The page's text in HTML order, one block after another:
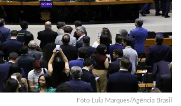
Foto Lula Marques/Agência Brasil